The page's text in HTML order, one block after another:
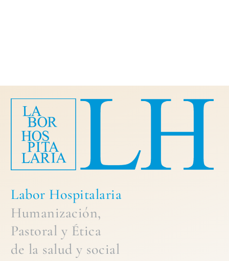
Labor Hospitalaria
Humanización,
Pastoral y Ética
de la salud y social